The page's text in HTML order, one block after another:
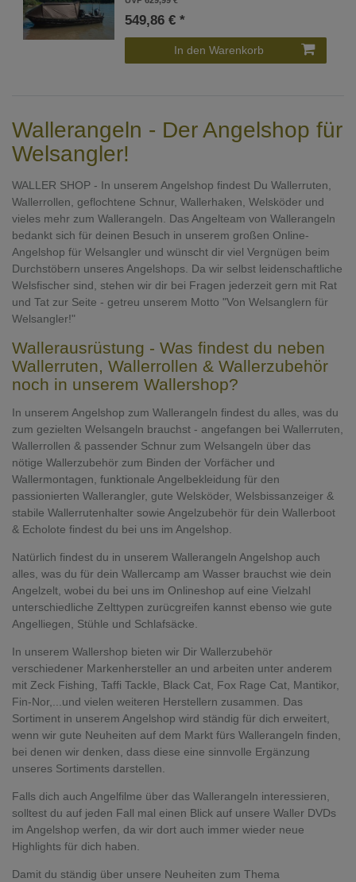
549,86 € *
In den Warenkorb
Wallerangeln - Der Angelshop für
Welsangler!
WALLER SHOP - In unserem Angelshop findest Du Wallerruten,
Wallerrollen, geflochtene Schnur, Wallerhaken, Welsköder und
vieles mehr zum Wallerangeln. Das Angelteam von Wallerangeln
bedankt sich für deinen Besuch in unserem großen Online-
Angelshop für Welsangler und wünscht dir viel Vergnügen beim
Durchstöbern unseres Angelshops. Da wir selbst leidenschaftliche
Welsfischer sind, stehen wir dir bei Fragen jederzeit gern mit Rat
und Tat zur Seite - getreu unserem Motto "Von Welsanglern für
Welsangler!"
Wallerausrüstung - Was findest du neben
Wallerruten, Wallerrollen & Wallerzubehör
noch in unserem Wallershop?
In unserem Angelshop zum Wallerangeln findest du alles, was du
zum gezielten Welsangeln brauchst - angefangen bei Wallerruten,
Wallerrollen & passender Schnur zum Welsangeln über das
nötige Wallerzubehör zum Binden der Vorfächer und
Wallermontagen, funktionale Angelbekleidung für den
passionierten Wallerangler, gute Welsköder, Welsbissanzeiger &
stabile Wallerrutenhalter sowie Angelzubehör für dein Wallerboot
& Echolote findest du bei uns im Angelshop.
Natürlich findest du in unserem Wallerangeln Angelshop auch
alles, was du für dein Wallercamp am Wasser brauchst wie dein
Angelzelt, wobei du bei uns im Onlineshop auf eine Vielzahl
unterschiedliche Zelttypen zurücgreifen kannst ebenso wie gute
Angelliegen, Stühle und Schlafsäcke.
In unserem Wallershop bieten wir Dir Wallerzubehör
verschiedener Markenhersteller an und arbeiten unter anderem
mit Zeck Fishing, Taffi Tackle, Black Cat, Fox Rage Cat, Mantikor,
Fin-Nor,...und vielen weiteren Herstellern zusammen. Das
Sortiment in unserem Angelshop wird ständig für dich erweitert,
wenn wir gute Neuheiten auf dem Markt fürs Wallerangeln finden,
bei denen wir denken, dass diese eine sinnvolle Ergänzung
unseres Sortiments darstellen.
Falls dich auch Angelfilme über das Wallerangeln interessieren,
solltest du auf jeden Fall mal einen Blick auf unsere Waller DVDs
im Angelshop werfen, da wir dort auch immer wieder neue
Highlights für dich haben.
Damit du ständig über unsere Neuheiten zum Thema